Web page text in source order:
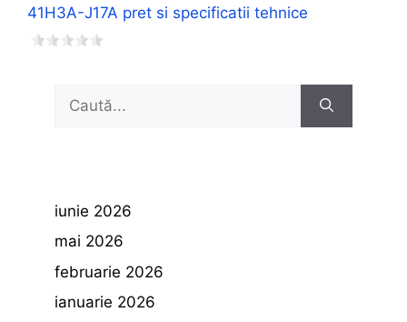
41H3A-J17A pret si specificatii tehnice
după:
iunie 2026
mai 2026
februarie 2026
ianuarie 2026